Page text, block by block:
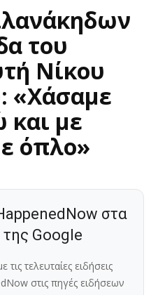
του
Νίκου
«Xάσαμε
και με
όπλο»
στα
Google
τελευταίες ειδήσεις
στις πηγές ειδήσεων